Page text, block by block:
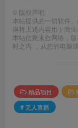
© 版权声明
本站提供的一切软件
得将上述内容用于商
本站信息来自网络，
时之内 ，从您的电脑
精品项目
# 无人直播